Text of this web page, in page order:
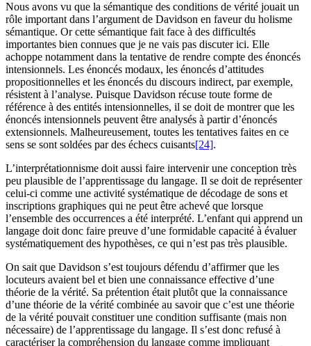
Nous avons vu que la sémantique des conditions de vérité jouait un
rôle important dans l’argument de Davidson en faveur du holisme
sémantique. Or cette sémantique fait face à des difficultés
importantes bien connues que je ne vais pas discuter ici. Elle
achoppe notamment dans la tentative de rendre compte des énoncés
intensionnels. Les énoncés modaux, les énoncés d’attitudes
propositionnelles et les énoncés du discours indirect, par exemple,
résistent à l’analyse. Puisque Davidson récuse toute forme de
référence à des entités intensionnelles, il se doit de montrer que les
énoncés intensionnels peuvent être analysés à partir d’énoncés
extensionnels. Malheureusement, toutes les tentatives faites en ce
sens se sont soldées par des échecs cuisants[24].
L’interprétationnisme doit aussi faire intervenir une conception très
peu plausible de l’apprentissage du langage. Il se doit de représenter
celui-ci comme une activité systématique de décodage de sons et
inscriptions graphiques qui ne peut être achevé que lorsque
l’ensemble des occurrences a été interprété. L’enfant qui apprend un
langage doit donc faire preuve d’une formidable capacité à évaluer
systématiquement des hypothèses, ce qui n’est pas très plausible.
On sait que Davidson s’est toujours défendu d’affirmer que les
locuteurs avaient bel et bien une connaissance effective d’une
théorie de la vérité. Sa prétention était plutôt que la connaissance
d’une théorie de la vérité combinée au savoir que c’est une théorie
de la vérité pouvait constituer une condition suffisante (mais non
nécessaire) de l’apprentissage du langage. Il s’est donc refusé à
caractériser la compréhension du langage comme impliquant